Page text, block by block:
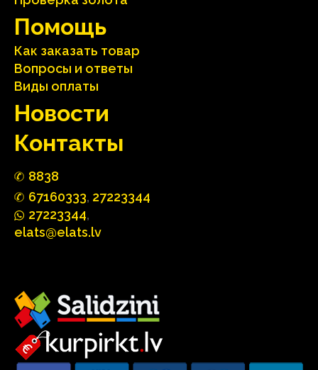
Помощь
Как заказать товар
Вопросы и ответы
Виды оплаты
Hовости
Контакты
8838
67160333, 27223344
27223344,
elats@elats.lv